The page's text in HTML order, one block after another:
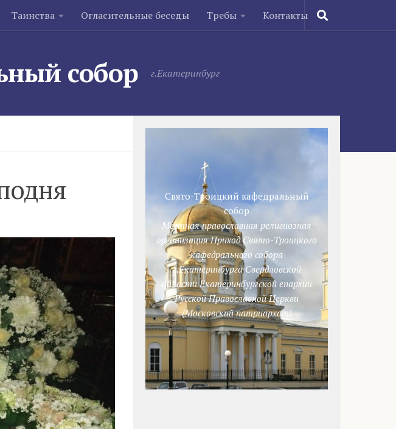
Таинства Огласительные беседы Требы Контакты
собор г.Екатеринбург
Свято-Троицкий кафедральный
собор
Местная православная религиозная
организация Приход Свято-Троицкого
кафедрального собора
г.Екатеринбурга Свердловской
области Екатеринбургской епархии
Русской Православной Церкви
(Московский патриархат)